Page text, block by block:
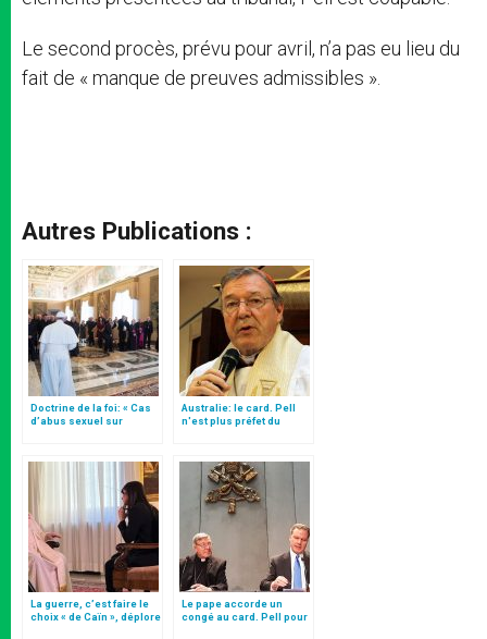
Le second procès, prévu pour avril, n’a pas eu lieu du
fait de « manque de preuves admissibles ».
Autres Publications :
Doctrine de la foi: « Cas
d’abus sexuel sur
Australie: le card. Pell
n'est plus préfet du
La guerre, c’est faire le
choix « de Caïn », déplore
Le pape accorde un
congé au card. Pell pour